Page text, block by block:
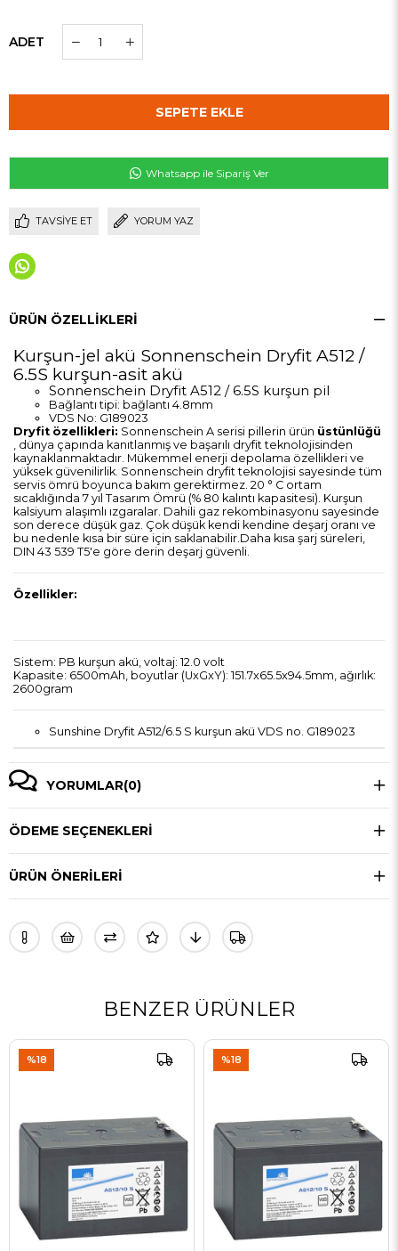
ADET
Whatsapp ile Sipariş Ver
TAVSIYE ET YORUM YAZ
ÜRÜN ÖZELLIKLERI
Kurşun-jel akü Sonnenschein Dryfit A512 /
6.5S kurşun-asit akü
Sonnenschein Dryfit A512 / 6.5S kurşun pil
Bağlantı tipi: bağlantı 4.8mm
VDS No: G189023
Dryfit özellikleri: Sonnenschein A serisi pillerin ürün üstünlüğü
, dünya çapında kanıtlanmış ve başarılı dryfit teknolojisinden
kaynaklanmaktadır. Mükemmel enerji depolama özellikleri ve
yüksek güvenilirlik. Sonnenschein dryfit teknolojisi sayesinde tüm
servis ömrü boyunca bakım gerektirmez. 20 ° C ortam
sıcaklığında 7 yıl Tasarım Ömrü (% 80 kalıntı kapasitesi). Kurşun
kalsiyum alaşımlı ızgaralar. Dahili gaz rekombinasyonu sayesinde
son derece düşük gaz. Çok düşük kendi kendine deşarj oranı ve
bu nedenle kısa bir süre için saklanabilir.Daha kısa şarj süreleri,
DIN 43 539 T5'e göre derin deşarj güvenli.
Özellikler:
Sistem: PB kurşun akü, voltaj: 12.0 volt
Kapasite: 6500mAh, boyutlar (UxGxY): 151.7x65.5x94.5mm, ağırlık:
2600gram
Sunshine Dryfit A512/6.5 S kurşun akü VDS no. G189023
YORUMLAR(0)
ÖDEME SEÇENEKLERI
ÜRÜN ÖNERILERI
BENZER ÜRÜNLER
%18 %18